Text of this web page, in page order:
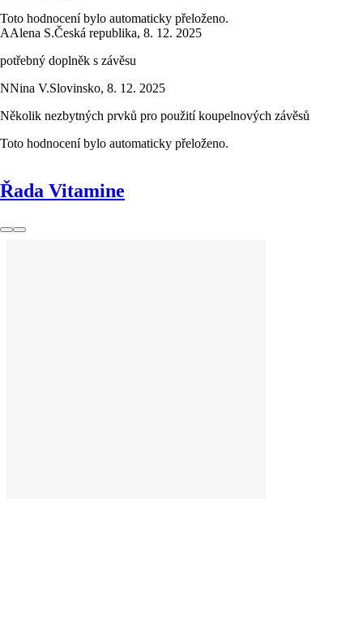
Toto hodnocení bylo automaticky přeloženo.
AAlena S.Česká republika, 8. 12. 2025
potřebný doplněk s závěsu
NNina V.Slovinsko, 8. 12. 2025
Několik nezbytných prvků pro použití koupelnových závěsů
Toto hodnocení bylo automaticky přeloženo.
Řada Vitamine